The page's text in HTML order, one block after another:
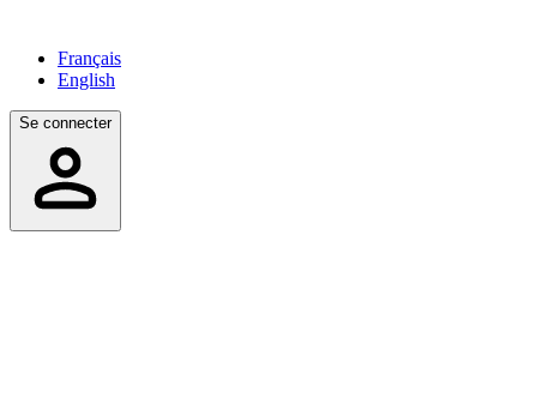
Français
English
Se connecter